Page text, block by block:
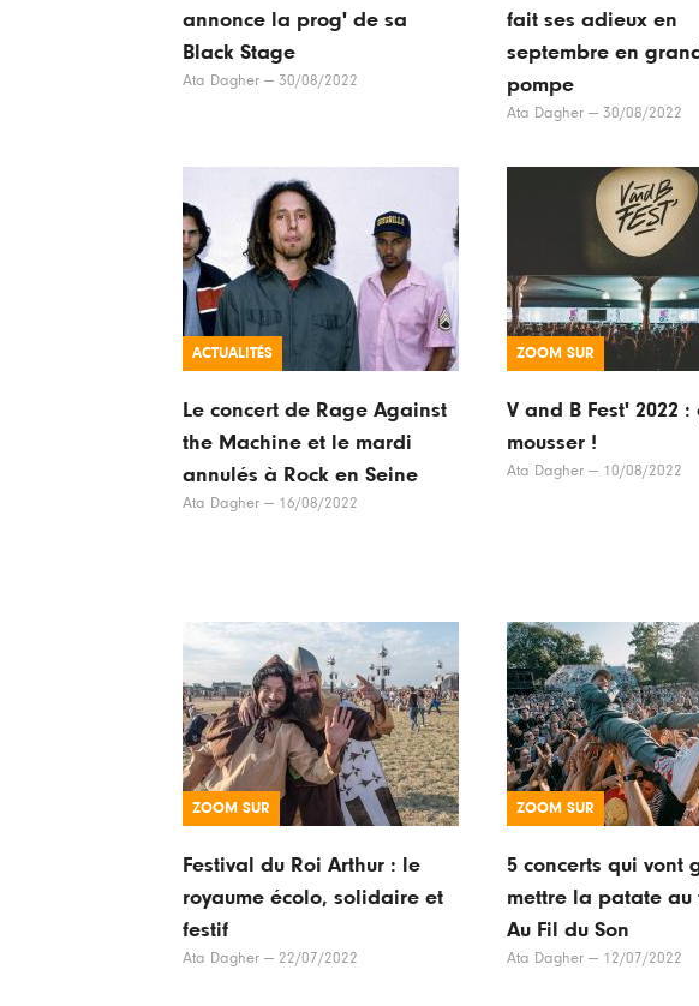
annonce la prog' de sa
Black Stage
Ata Dagher — 30/08/2022
fait ses adieux en
septembre en
pompe
Ata Dagher — 30/08/2022
ACTUALITÉS
Le concert de Rage Against
the Machine et le mardi
annulés à Rock en Seine
Ata Dagher — 16/08/2022
ZOOM SUR
V and B Fest' 2022 :
mousser !
Ata Dagher — 10/08/2022
ZOOM SUR
Festival du Roi Arthur : le
royaume écolo, solidaire et
festif
Ata Dagher — 22/07/2022
ZOOM SUR
5 concerts qui vont
mettre la patate au
Au Fil du Son
Ata Dagher — 12/07/2022